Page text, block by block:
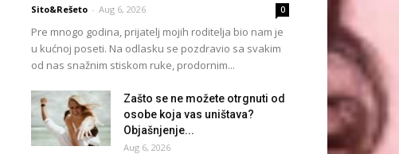
Sito&Rešeto - Aug 6, 2026 0
Pre mnogo godina, prijatelj mojih roditelja bio nam je
u kućnoj poseti. Na odlasku se pozdravio sa svakim
od nas snažnim stiskom ruke, prodornim...
Zašto se ne možete otrgnuti od
osobe koja vas uništava?
Objašnjenje...
Aug 6, 2026